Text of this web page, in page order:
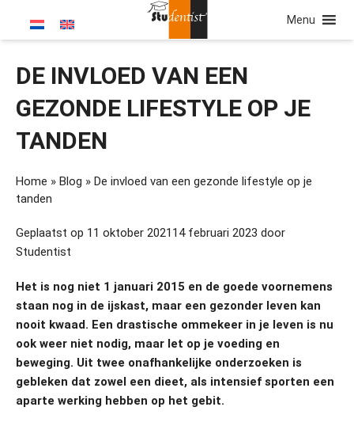
Menu
DE INVLOED VAN EEN
GEZONDE LIFESTYLE OP JE
TANDEN
Home » Blog » De invloed van een gezonde lifestyle op je
tanden
Geplaatst op 11 oktober 2021 14 februari 2023 door
Studentist
Het is nog niet 1 januari 2015 en de goede voornemens
staan nog in de ijskast, maar een gezonder leven kan
nooit kwaad. Een drastische ommekeer in je leven is nu
ook weer niet nodig, maar let op je voeding en
beweging. Uit twee onafhankelijke onderzoeken is
gebleken dat zowel een dieet, als intensief sporten een
aparte werking hebben op het gebit.